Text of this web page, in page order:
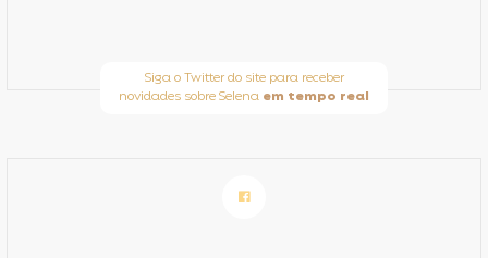
Siga o Twitter do site para receber
novidades sobre Selena em tempo real